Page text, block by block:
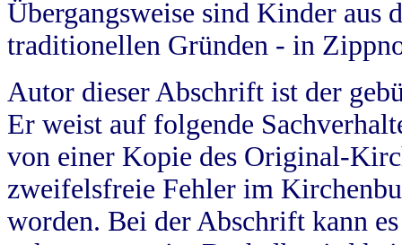
Übergangsweise sind Kinder aus
traditionellen Gründen - in
Autor dieser Abschrift ist der
Er weist auf folgende
von einer Kopie des Original-
zweifelsfreie Fehler im
worden. Bei der Abschrift kann